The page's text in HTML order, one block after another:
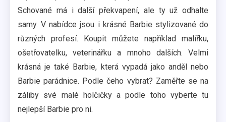
Schované má i další překvapení, ale ty už odhalte
samy. V nabídce jsou i krásné Barbie stylizované do
různých profesí. Koupit můžete například malířku,
ošetřovatelku, veterinářku a mnoho dalších. Velmi
krásná je také Barbie, která vypadá jako anděl nebo
Barbie parádnice. Podle čeho vybrat? Zaměřte se na
záliby své malé holčičky a podle toho vyberte tu
nejlepší Barbie pro ni.